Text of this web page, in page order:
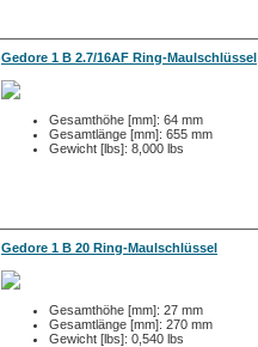
Gedore 1 B 2.7/16AF Ring-Maulschlüssel
Gesamthöhe [mm]: 64 mm
Gesamtlänge [mm]: 655 mm
Gewicht [lbs]: 8,000 lbs
Gedore 1 B 20 Ring-Maulschlüssel
Gesamthöhe [mm]: 27 mm
Gesamtlänge [mm]: 270 mm
Gewicht [lbs]: 0,540 lbs